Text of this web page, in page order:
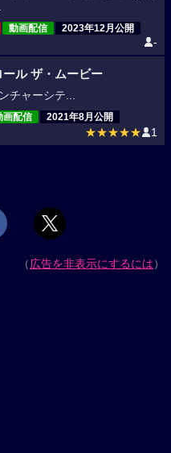
動画配信 2023年12月公開
-
ル ザ・ムービー
チャーシテ...
画配信 2021年8月公開
★★★★★ 1
（広告を非表示にするには）